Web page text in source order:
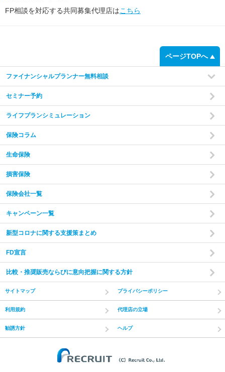
FP相談を対応する共同募集代理店はこちら
ページTOPへ
ファイナンシャルプランナー無料相談
セミナー予約
ライフプランシミュレーション
保険コラム
生命保険
損害保険
保険会社一覧
キャンペーン一覧
新型コロナに関する支援策まとめ
FD宣言
比較・推奨販売ならびに意向把握に関する方針
サイトマップ プライバシーポリシー
利用規約 代理店の立場
勧誘方針 ヘルプ